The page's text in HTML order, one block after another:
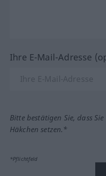
Ihre E-Mail-Adresse
Bitte bestätigen Sie, dass
Häkchen setzen.*
*Pflichtfeld